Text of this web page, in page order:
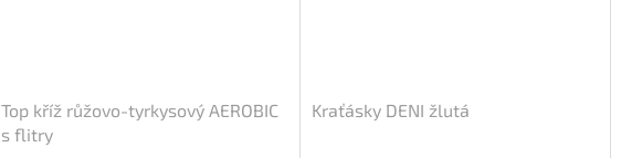
Top kříž růžovo-tyrkysový AEROBIC
s flitry
Kraťásky DENI žlutá